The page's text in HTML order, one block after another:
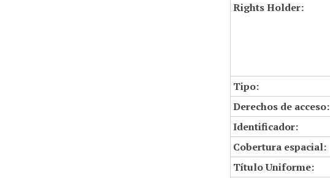
Rights Holder:
Tipo:
Derechos de acceso:
Identificador:
Cobertura espacial:
Título Uniforme: